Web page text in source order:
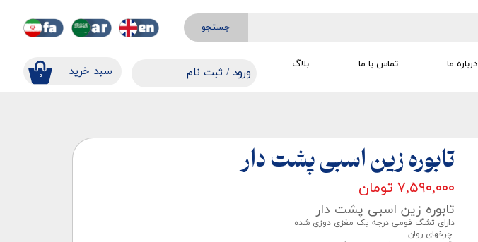
جستجو
۰ ​​سبد خرید ورود / ثبت نام
خروج از حساب کاربری
درباره ما تماس با ما بلاگ
تابوره زین اسبی پشت دار
۷,۵۹۰,۰۰۰ تومان
تابوره زین اسبی پشت دار
دارای تشگ فومی درجه یک مغزی دوزی شده
.چرخهای روان